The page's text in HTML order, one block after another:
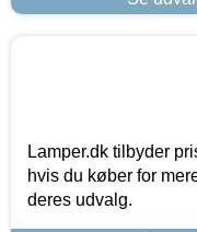
Lamper.dk tilbyder
hvis du køber for
deres udvalg.